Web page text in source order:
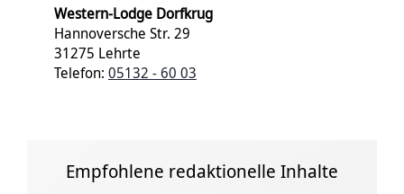
Western-Lodge Dorfkrug
Hannoversche Str. 29
31275 Lehrte
Telefon: 05132 - 60 03
Empfohlene redaktionelle Inhalte